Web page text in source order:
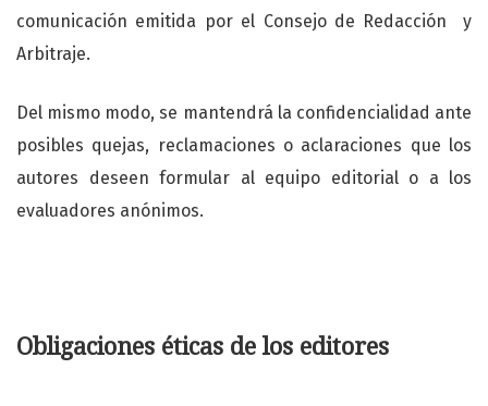
comunicación emitida por el Consejo de Redacción y
Arbitraje.
Del mismo modo, se mantendrá la confidencialidad ante
posibles quejas, reclamaciones o aclaraciones que los
autores deseen formular al equipo editorial o a los
evaluadores anónimos.
Obligaciones éticas de los editores